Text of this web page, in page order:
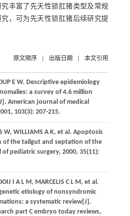
丰富了先天性锁肛猪类型及常规
，可为先天性锁肛猪后续研究提
原文顺序 出版日期 本文引用
E W. Descriptive epidemiology
a survey of 4.6 million
American journal of medical
, 103(3): 207-215.
W, WILLIAMS A K, et al. Apoptosis
of the tailgut and septation of the
of pediatric surgery, 2000, 35(11):
I A L M , MARCELIS C L M , et al.
etiology of nonsyndromic
a systematic review[J].
part C embryo today reviews,